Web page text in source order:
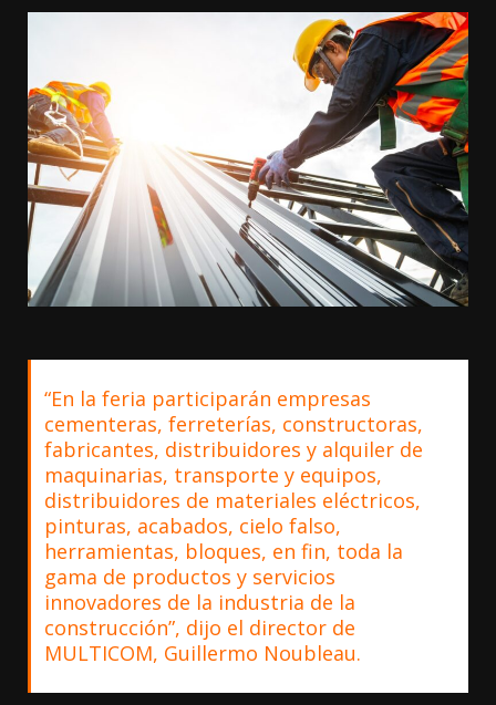
“En la feria participarán empresas
cementeras, ferreterías, constructoras,
fabricantes, distribuidores y alquiler de
maquinarias, transporte y equipos,
distribuidores de materiales eléctricos,
pinturas, acabados, cielo falso,
herramientas, bloques, en fin, toda la
gama de productos y servicios
innovadores de la industria de la
construcción”, dijo el director de
MULTICOM, Guillermo Noubleau.